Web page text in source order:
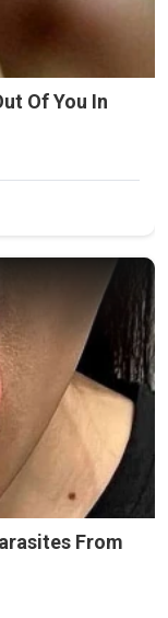
Of You In
From